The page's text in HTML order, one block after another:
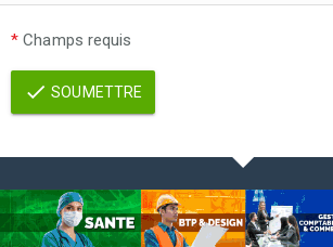
* Champs requis
SOUMETTRE